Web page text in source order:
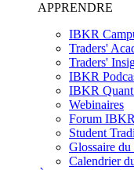
APPRENDRE
IBKR
Traders'
Traders'
IBKR
IBKR
Webinaires
Forum IBKR
Student
Glossaire
Calendrier